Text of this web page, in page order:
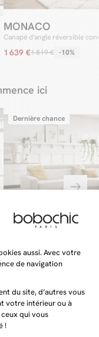
MONACO
Canapé d'angle réversible
1 639 €1 819 € -10%
ici
Dernière chance
Canapé d'angle réversible
MONACO velours côtelé
1 639 €1 819 € -10%
?